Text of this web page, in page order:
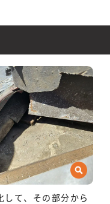
して、その部分から